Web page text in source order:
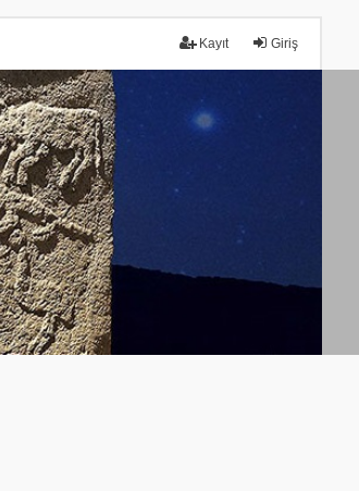
Giriş
Kayıt